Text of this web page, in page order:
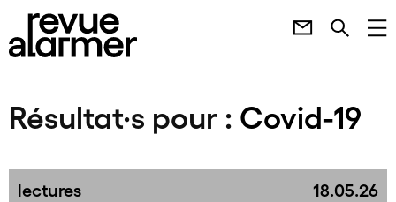
Résultat·s pour : Covid-19
lectures 18.05.26